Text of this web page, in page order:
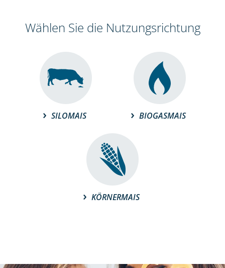
Wählen Sie die Nutzungsrichtung
SILOMAIS BIOGASMAIS
KÖRNERMAIS